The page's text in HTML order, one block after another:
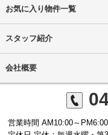
お気に入り物件一覧
スタッフ紹介
会社概要
営業時間 AM10:00～PM6:00